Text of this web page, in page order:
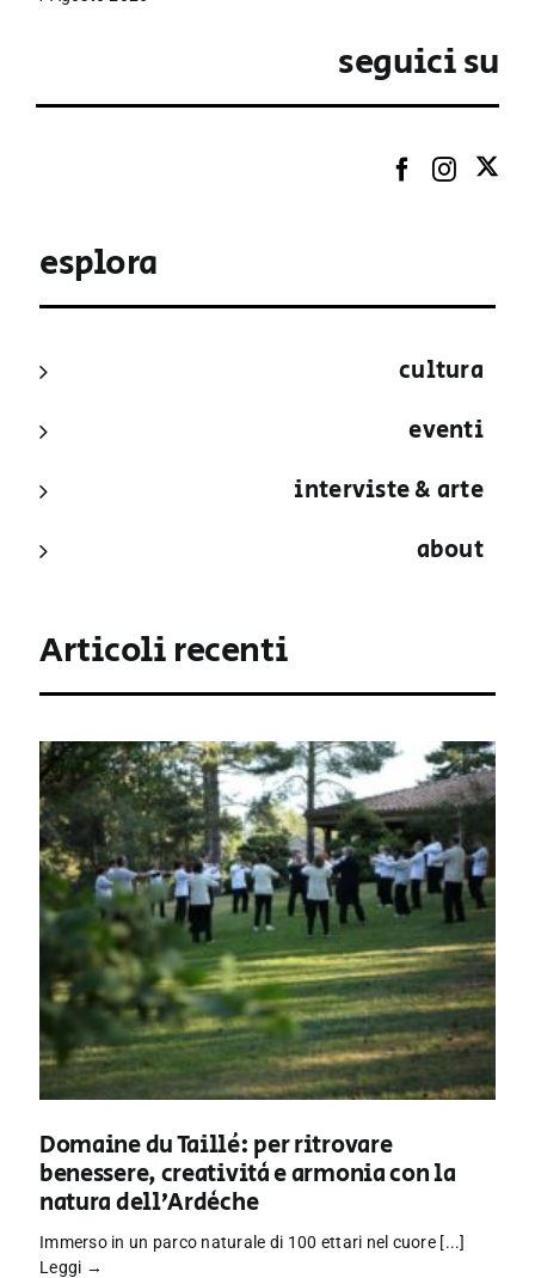
seguici su
esplora
cultura
eventi
interviste & arte
about
Articoli recenti
Domaine du Taillé: per ritrovare
benessere, creatività e armonia con la
natura dell’Ardèche
Immerso in un parco naturale di 100 ettari nel cuore [...]
Leggi →